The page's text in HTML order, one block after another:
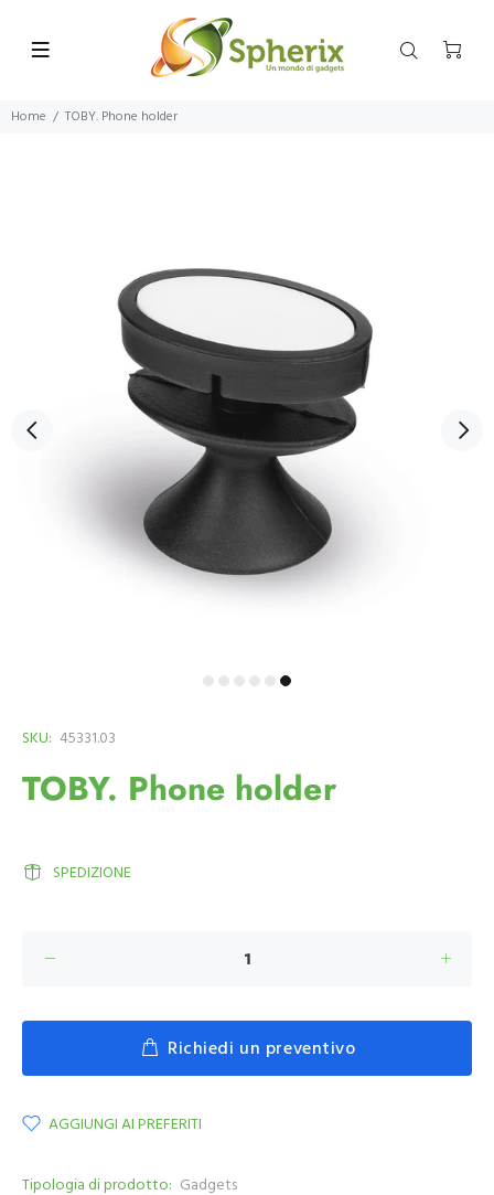
Home TOBY. Phone holder
SKU: 45331.03
TOBY. Phone holder
SPEDIZIONE
Richiedi un preventivo
AGGIUNGI AI PREFERITI
Tipologia di prodotto: Gadgets